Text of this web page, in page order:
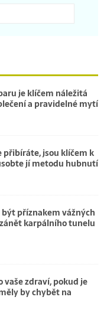
je klíčem náležitá
a pravidelné mytí
přibíráte, jsou klíčem k
jí metodu hubnutí
příznakem vážných
karpálního tunelu
vaše zdraví, pokud je
by chybět na